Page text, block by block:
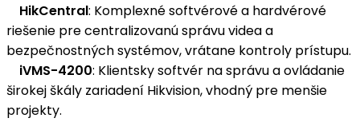
HikCentral: Komplexné softvérové a hardvérové
riešenie pre centralizovanú správu videa a
bezpečnostných systémov, vrátane kontroly prístupu.
iVMS-4200: Klientsky softvér na správu a ovládanie
širokej škály zariadení Hikvision, vhodný pre menšie
projekty.